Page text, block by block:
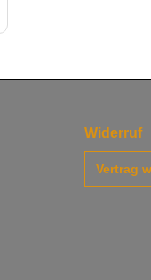
Widerruf
Vertrag